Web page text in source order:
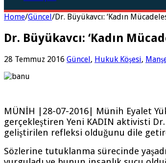
Home/Güncel/Dr. Büyükavcı: ‘Kadın
Dr. Büyükavcı: ‘Kadın
28 Temmuz 2016 Güncel, Hukuk Köşesi,
MÜNİH |28-07-2016| Münih Eyalet
gerçekleştiren Yeni KADIN aktivisti
geliştirilen refleksi olduğunu dile
Sözlerine tutuklanma sürecinde